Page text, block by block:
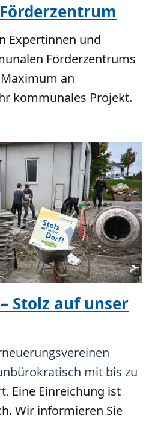
Expertinnen und
Förderzentrums
an
kommunales Projekt.
Stolz auf unser
mit bis zu
Eine Einreichung ist
Wir informieren Sie